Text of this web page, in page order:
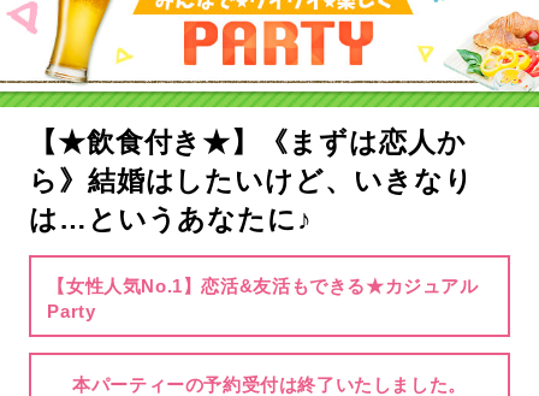
【★飲食付き★】《まずは恋人か
ら》結婚はしたいけど、いきなり
は…というあなたに♪
【女性人気No.1】恋活&友活もできる★カジュアル
Party
本パーティーの予約受付は終了いたしました。